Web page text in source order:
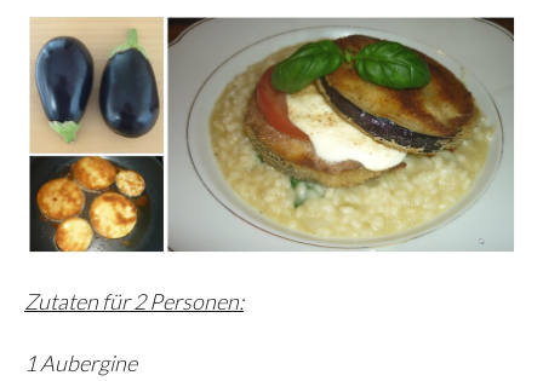
Zutaten für 2 Personen:
1 Aubergine